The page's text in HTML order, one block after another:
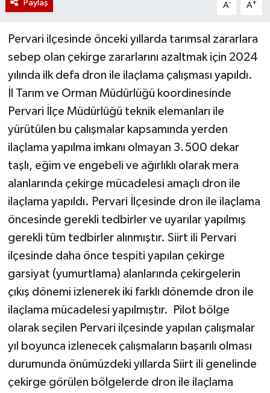
Paylaş A- A+
Pervari ilçesinde önceki yıllarda tarımsal zararlara
sebep olan çekirge zararlarını azaltmak için 2024
yılında ilk defa dron ile ilaçlama çalışması yapıldı.
İl Tarım ve Orman Müdürlüğü koordinesinde
Pervari İlçe Müdürlüğü teknik elemanları ile
yürütülen bu çalışmalar kapsamında yerden
ilaçlama yapılma imkanı olmayan 3.500 dekar
taşlı, eğim ve engebeli ve ağırlıklı olarak mera
alanlarında çekirge mücadelesi amaçlı dron ile
ilaçlama yapıldı. Pervari İlçesinde dron ile ilaçlama
öncesinde gerekli tedbirler ve uyarılar yapılmış
gerekli tüm tedbirler alınmıştır. Siirt ili Pervari
ilçesinde daha önce tespiti yapılan çekirge
garsiyat (yumurtlama) alanlarında çekirgelerin
çıkış dönemi izlenerek iki farklı dönemde dron ile
ilaçlama mücadelesi yapılmıştır. Pilot bölge
olarak seçilen Pervari ilçesinde yapılan çalışmalar
yıl boyunca izlenecek çalışmaların başarılı olması
durumunda önümüzdeki yıllarda Siirt ili genelinde
çekirge görülen bölgelerde dron ile ilaçlama